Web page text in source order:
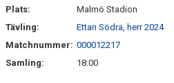
Plats:
Malmö Stadion
Tävling:
Ettan Södra, herr 2024
Matchnummer: 000012217
Samling:
18:00